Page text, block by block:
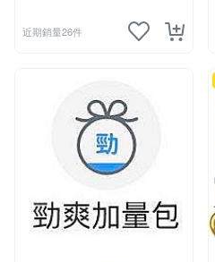
近期銷量26件